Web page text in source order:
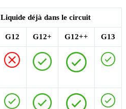
Liquide déjà dans le circuit
G12 G12+ G12++ G13